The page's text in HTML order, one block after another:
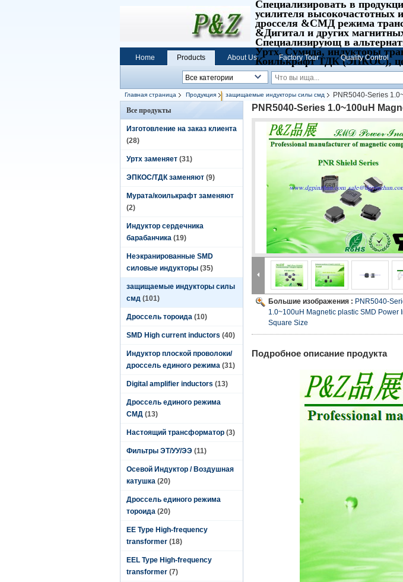
Специализировать в
усилителя высокочастотных
дросселя &СМД режима
&Дигитал и других
Специализирующ в
Уртх, Сумида, индукторы
Коилькрафт ТДК (ЭПКОС),
Home Products About Us Factory Tour Quality Control
Главная страница Продукция защищаемые индукторы силы смд
PNR5040-Series
Все продукты
Изготовление на заказ клиента
(28)
Уртх заменяет (31)
ЭПКОС/ТДК заменяют (9)
Мурата/коилькрафт заменяют
(2)
Индуктор сердечника
барабанчика (19)
Неэкранированные SMD
силовые индукторы (35)
защищаемые индукторы силы
смд (101)
Дроссель тороида (10)
SMD High current inductors (40)
Индуктор плоской проволоки/
дроссель единого режима (31)
Digital amplifier inductors (13)
Дроссель единого режима
СМД (13)
Настоящий трансформатор (3)
Фильтры ЭТ/УУ/ЭЭ (11)
Осевой Индуктор / Воздушная
катушка (20)
Дроссель единого режима
тороида (20)
EE Type High-frequency
transformer (18)
EEL Type High-frequency
transformer (7)
PNR5040-Series 1.0~100uH
Большие изображения : PNR5040-
1.0~100uH Magnetic plastic SMD Power
Square Size
Подробное описание продукта